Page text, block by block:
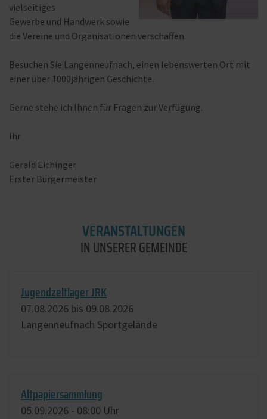
vielseitiges
Gewerbe und Handwerk sowie
die Vereine und Organisationen verschaffen.
Besuchen Sie Langenneufnach, einen lebenswerten Ort mit
einer über 1000jährigen Geschichte.
Gerne stehe ich Ihnen für Fragen zur Verfügung.
Ihr
Gerald Eichinger
Erster Bürgermeister
VERANSTALTUNGEN
IN UNSERER GEMEINDE
Jugendzeltlager JRK
07.​08.​2026 bis 09.​08.​2026
Langenneufnach Sportgelände
Altpapiersammlung
05.​09.​2026 - 08:00 Uhr